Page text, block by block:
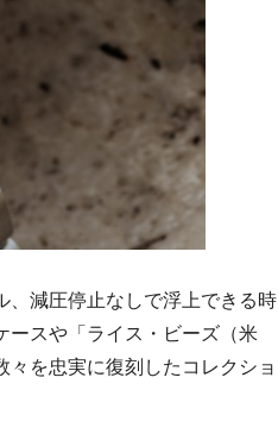
減圧停止なしで浮上できる時
ースや「ライス・ビーズ（米
を忠実に復刻したコレクショ